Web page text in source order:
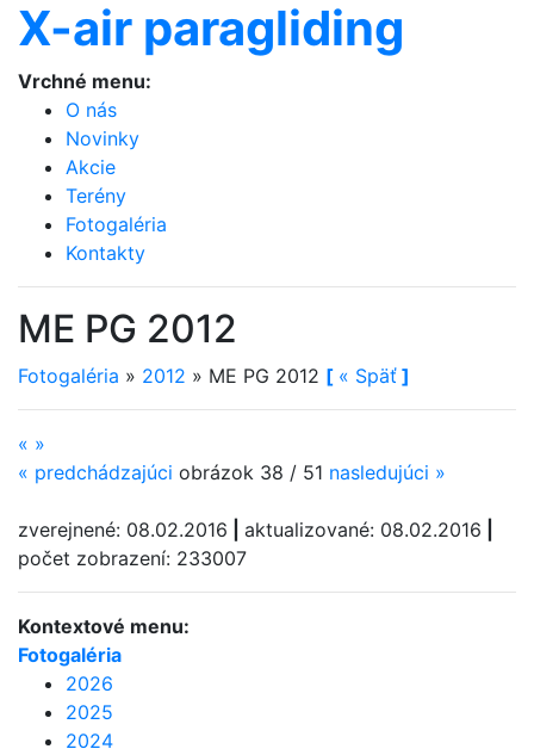
X-air paragliding
Vrchné menu:
O nás
Novinky
Akcie
Terény
Fotogaléria
Kontakty
ME PG 2012
Fotogaléria » 2012 » ME PG 2012 [ « Späť ]
« »
« predchádzajúci obrázok 38 / 51 nasledujúci »
zverejnené: 08.02.2016 aktualizované: 08.02.2016
počet zobrazení: 233007
Kontextové menu:
Fotogaléria
2026
2025
2024